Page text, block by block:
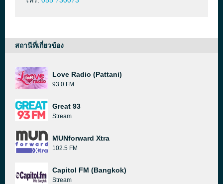
สถานีที่เกี่ยวข้อง
Love Radio (Pattani)
93.0 FM
Great 93
Stream
MUNforward Xtra
102.5 FM
Capitol FM (Bangkok)
Stream